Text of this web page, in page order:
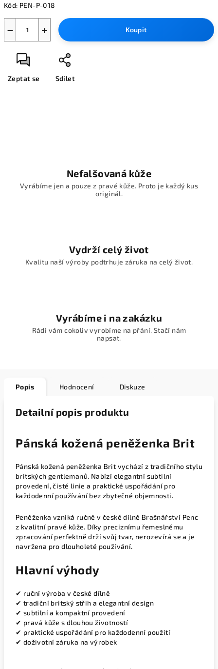
Kód: PEN-P-018
+
− Koupit
Zeptat se Sdílet
Nefalšovaná kůže
Vyrábíme jen a pouze z pravé kůže. Proto je každý kus
originál.
Vydrží celý život
Kvalitu naší výroby podtrhuje záruka na celý život.
Vyrábíme i na zakázku
Rádi vám cokoliv vyrobíme na přání. Stačí nám
napsat.
Popis Hodnocení Diskuze
Detailní popis produktu
Pánská kožená peněženka Brit
Pánská kožená peněženka Brit vychází z tradičního stylu
britských gentlemanů. Nabízí elegantní subtilní
provedení, čisté linie a praktické uspořádání pro
každodenní používání bez zbytečné objemnosti.
Peněženka vzniká ručně v české dílně Brašnářství Penc
z kvalitní pravé kůže. Díky preciznímu řemeslnému
zpracování perfektně drží svůj tvar, nerozevírá se a je
navržena pro dlouholeté používání.
Hlavní výhody
✔ ruční výroba v české dílně
✔ tradiční britský střih a elegantní design
✔ subtilní a kompaktní provedení
✔ pravá kůže s dlouhou životností
✔ praktické uspořádání pro každodenní použití
✔ doživotní záruka na výrobek